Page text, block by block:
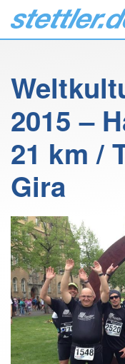
2015 –
21 km /
Gira